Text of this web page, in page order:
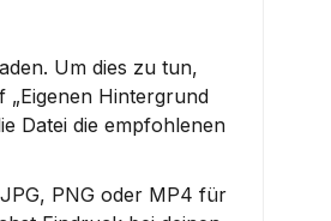
Um dies zu tun,
„Eigenen Hintergrund
Datei die empfohlenen
PNG oder MP4 für